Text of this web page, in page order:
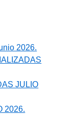
2026.
JULIO
2026.